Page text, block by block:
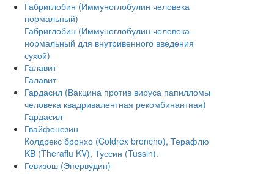
Габриглобин (Иммуноглобулин человека
нормальный)
Габриглобин (Иммуноглобулин человека
нормальный для внутривенного введения
сухой)
Галавит
Галавит
Гардасил (Вакцина против вируса папилломы
человека квадривалентная рекомбинантная)
Гардасил
Гвайфенезин
Колдрекс бронхо (Coldrex broncho), Терафлю
KB (Theraflu KV), Туссин (Tussin).
Гевизош (Эпервудин)